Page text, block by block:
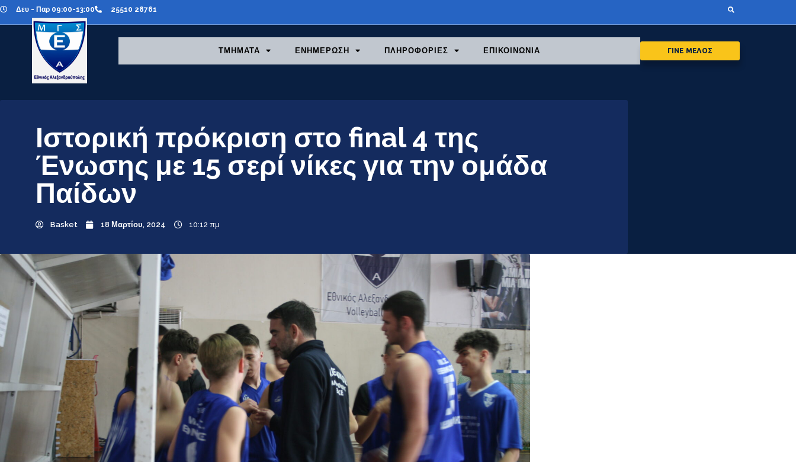
Δευ - Παρ 09:00-13:00 25510 28761
ΤΜΗΜΑΤΑ ΕΝΗΜΕΡΩΣΗ ΠΛΗΡΟΦΟΡΙΕΣ ΕΠΙΚΟΙΝΩΝΙΑ ΓΙΝΕ ΜΕΛΟΣ
Ιστορική πρόκριση στο final 4 της
Ένωσης με 15 σερί νίκες για την ομάδα
Παίδων
Basket 18 Μαρτίου, 2024 10:12 πμ